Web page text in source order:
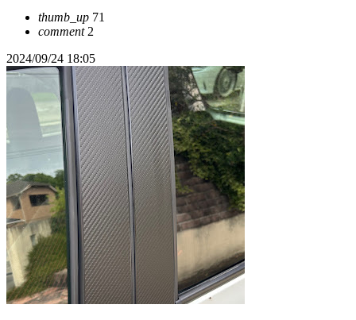
thumb_up 71
comment2
2024/09/24 18:05